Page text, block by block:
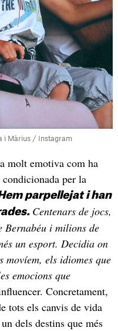
i Màrius / Instagram
molt emotiva com ha
per la
parpellejat i han
Centenars de jocs,
Bernabéu i milions de
un esport. Decidia on
movíem, els idiomes que
emocions que
Concretament,
tots els canvis de vida
dels destins que més